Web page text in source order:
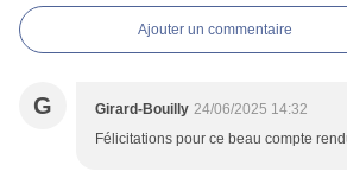
Ajouter un commentaire
G Girard-Bouilly 24/06/2025 14:32
Félicitations pour ce beau compte